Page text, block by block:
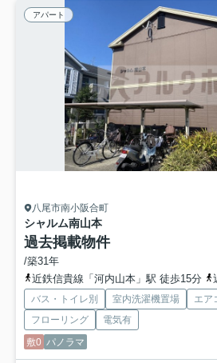
アパート
八尾市南小阪合町
シャルム南山本
過去掲載物件
/築31年
近鉄信貴線「河内山本」駅 徒歩15分
バス・トイレ別 室内洗濯機置場 エア
フローリング
電気有
敷0 パノラマ